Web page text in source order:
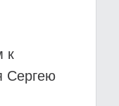
к
Сергею